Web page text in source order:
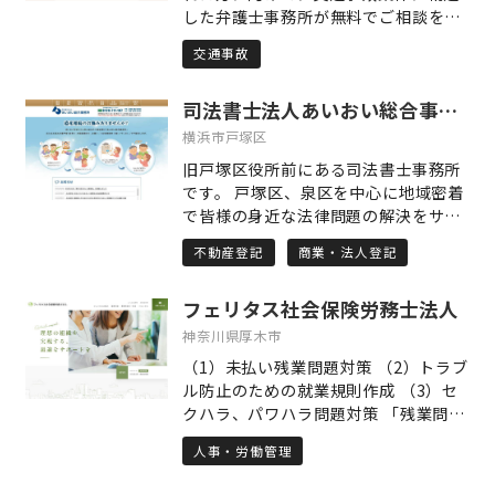
した弁護士事務所が無料でご相談をお
受けします。 交通事故で負ったお怪我
には、本来受け取れる「正当な補償
保険会社となると、一般の方が適切な
補償を引き出すのは簡単ではありませ
う思いから、このホームページを開設
しました。保険会社からの連絡が負担
に感じる、提示された慰謝料に納得で
きない、過失割合に疑問がある、後遺
障害等級の判断に不満がある――交通事故
に関する多様なお悩みを抱える方のた
めに、当ホームページでは役立つ情報
を分かりやすく発信していきます。 お
一人で抱え込まず、ぜひ交通事故に関
する不安や疑問をご相談ください。交
通事故に強い弁護士が、きっと解決へ
導きます。
交通事故
司法書士法人あいおい総合事務所
横浜市戸塚区
旧戸塚区役所前にある司法書士事務所
です。 戸塚区、泉区を中心に地域密着
で皆様の身近な法律問題の解決をサポ
ートいたします。 主な取扱業務は下記
のとおりです。 相続、贈与、売買など
変更、増資などの商業登記 老後をサポ
ートする遺言手続き、成年後見・任意
後見手続き クレジット・サラ金業者に
対する債務整理手続き、過払い返還手
続き その他法律問題のご相談を承りま
す。 ご相談は、初回は無料、土日祝日
も応相談。予約の方を優先させていた
だいております。
不動産登記 商業・法人登記
フェリタス社会保険労務士法人
神奈川県厚木市
（1）未払い残業問題対策 （2）トラブ
ル防止のための就業規則作成 （3）セ
クハラ、パワハラ問題対策 「残業問
題」「セクハラ」等の労務問題解決を
全力でサポートします！ 「残業代未払
人事・労働管理